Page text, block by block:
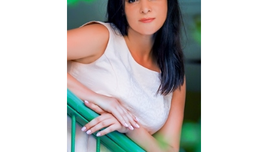
NOTRE DIFFÉRENCE
CONTACT